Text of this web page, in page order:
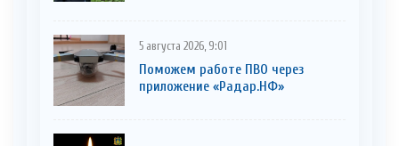
5 августа 2026, 9:01
Поможем работе ПВО через
приложение «Радар.НФ»